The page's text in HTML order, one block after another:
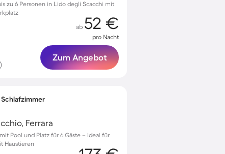
zu 6 Personen in Lido degli Scacchi mit
ab 52 €
pro Nacht
Zum Angebot
Schlafzimmer
Ferrara
Pool und Platz für 6 Gäste – ideal für
Haustieren